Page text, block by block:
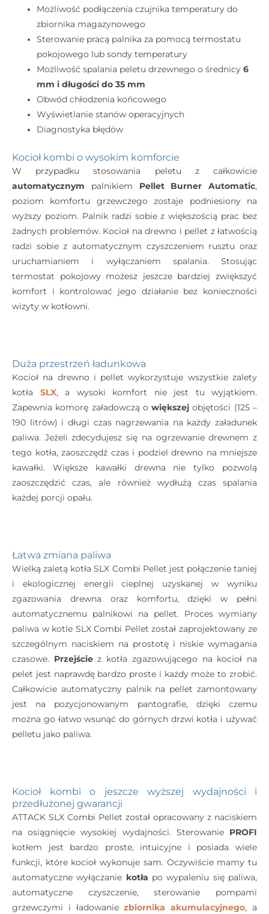
Możliwość podłączenia czujnika temperatury do
zbiornika magazynowego
Sterowanie pracą palnika za pomocą termostatu
pokojowego lub sondy temperatury
Możliwość spalania peletu drzewnego o średnicy6
mm i długości do 35 mm
Obwód chłodzenia końcowego
Wyświetlanie stanów operacyjnych
Diagnostyka błędów
Kocioł kombi o wysokim komforcie
W przypadku stosowania peletu z całkowicie
automatycznym palnikiem Pellet Burner Automatic,
poziom komfortu grzewczego zostaje podniesiony na
wyższy poziom. Palnik radzi sobie z większością prac bez
żadnych problemów. Kocioł na drewno i pellet z łatwością
radzi sobie z automatycznym czyszczeniem rusztu oraz
uruchamianiem i wyłączaniem spalania. Stosując
termostat pokojowy możesz jeszcze bardziej zwiększyć
komfort i kontrolować jego działanie bez konieczności
wizyty w kotłowni.
Duża przestrzeń ładunkowa
Kocioł na drewno i pellet wykorzystuje wszystkie zalety
kotła SLX, a wysoki komfort nie jest tu wyjątkiem.
Zapewnia komorę załadowczą owiększej objętości (125 –
190 litrów) i długi czas nagrzewania na każdy załadunek
paliwa. Jeżeli zdecydujesz się na ogrzewanie drewnem z
tego kotła, zaoszczędź czas i podziel drewno na mniejsze
kawałki. Większe kawałki drewna nie tylko pozwolą
zaoszczędzić czas, ale również wydłużą czas spalania
każdej porcji opału.
Łatwa zmiana paliwa
Wielką zaletą kotła SLX Combi Pellet jest połączenie taniej
i ekologicznej energii cieplnej uzyskanej w wyniku
zgazowania drewna oraz komfortu, dzięki w pełni
automatycznemu palnikowi na pellet. Proces wymiany
paliwa w kotle SLX Combi Pellet został zaprojektowany ze
szczególnym naciskiem na prostotę i niskie wymagania
czasowe. Przejściez kotła zgazowującego na kocioł na
pelet jest naprawdę bardzo proste i każdy może to zrobić.
Całkowicie automatyczny palnik na pellet zamontowany
jest na pozycjonowanym pantografie, dzięki czemu
można go łatwo wsunąć do górnych drzwi kotła i używać
pelletu jako paliwa.
Kocioł kombi o jeszcze wyższej wydajności i
przedłużonej gwarancji
ATTACK SLX Combi Pellet został opracowany z naciskiem
na osiągnięcie wysokiej wydajności. Sterowanie PROFI
kotłem jest bardzo proste, intuicyjne i posiada wiele
funkcji, które kocioł wykonuje sam. Oczywiście mamy tu
automatyczne wyłączanie kotła po wypaleniu się paliwa,
automatyczne czyszczenie, sterowanie pompami
grzewczymi i ładowaniezbiornika akumulacyjnego, a